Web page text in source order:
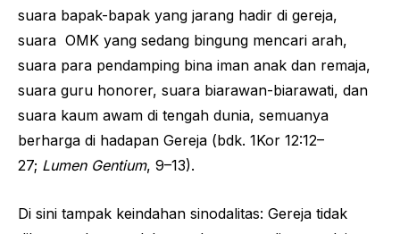
suara bapak-bapak yang jarang hadir di gereja,
suara OMK yang sedang bingung mencari arah,
suara para pendamping bina iman anak dan remaja,
suara guru honorer, suara biarawan-biarawati, dan
suara kaum awam di tengah dunia, semuanya
berharga di hadapan Gereja (bdk. 1Kor 12:12–
27; Lumen Gentium, 9–13).
Di sini tampak keindahan sinodalitas: Gereja tidak